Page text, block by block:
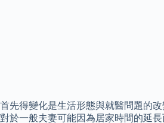
首先得變化是生活形態與就醫問題的改
對於一般夫妻可能因為居家時間的延